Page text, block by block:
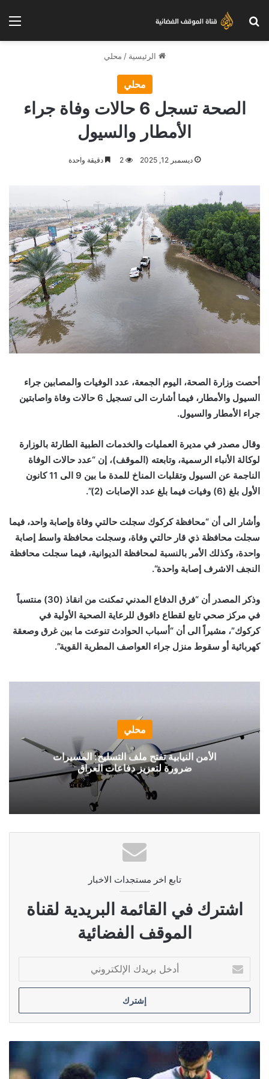
بحث عن
الرئيسية / محلي
محلي
الصحة تسجل 6 حالات وفاة جراء
الأمطار والسيول
ديسمبر 12, 2025 2 دقيقة واحدة
أحصت وزارة الصحة، اليوم الجمعة، عدد الوفيات والمصابين جراء
السيول والأمطار، فيما أشارت الى تسجيل 6 حالات وفاة واصابتين
جراء الأمطار والسيول.
وقال مصدر في مديرة العمليات والخدمات الطبية الطارئة بالوزارة
لوكالة الأنباء الرسمية، وتابعته (الموقف)، إن “عدد حالات الوفاة
الناجمة عن السيول وتقلبات المناخ للمدة ما بين 9 الى 11 كانون
الأول بلغ (6) وفيات فيما بلغ عدد الإصابات (2
)”.
وأشار الى أن “محافظة كركوك سجلت حالتي وفاة وإصابة واحد، فيما
سجلت محافظة ذي قار حالتي وفاة، وسجلت محافظة واسط إصابة
واحدة، وكذلك الأمر بالنسبة لمحافظة الديوانية، فيما سجلت محافظة
النجف الاشرف إصابة واحدة“.
وذكر المصدر أن “فرق الدفاع المدني تمكنت من انقاذ (30) منتسباً
في مركز صحي تابع لقطاع داقوق للرعاية الصحية الأولية في
كركوك”، مشيراً الى أن “أسباب الحوادث تنوعت ما بين غرق وصعقة
كهربائية أو سقوط منزل جراء العواصف المطرية القوية”.
محلي
الأمن النيابية تفتح ملف التسليح: المسيرات
ضرورة لتعزيز دفاعات العراق
تابع اخر مستجدات الاخبار
اشترك في القائمة البريدية لقناة
الموقف الفضائية
بريدك
الإلكتروني
اليوم